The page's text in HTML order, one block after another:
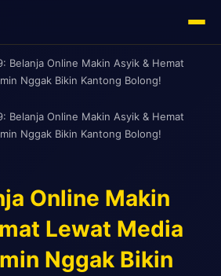
Belanja Online Makin Asyik & Hemat
Nggak Bikin Kantong Bolong!
Belanja Online Makin Asyik & Hemat
Nggak Bikin Kantong Bolong!
Online Makin
Lewat Media
Nggak Bikin